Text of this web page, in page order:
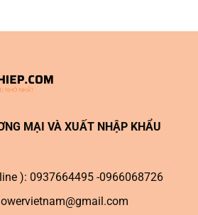
MẠI VÀ XUẤT NHẬP KHẨU
): 0937664495 -0966068726